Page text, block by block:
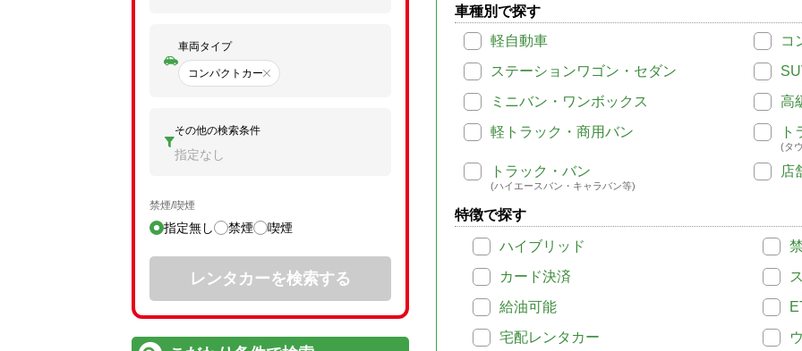
車種別で探す
軽自動車
コ
ステーションワゴン・セダン
ミニバン・ワンボックス
高
軽トラック・商用バン
ト
(タ
トラック・バン
(ハイエースバン・キャラバン等)
店
特徴で探す
ハイブリッド
カード決済
給油可能
宅配レンタカー
車両タイプ
コンパクトカー
その他の検索条件
指定なし
禁煙/喫煙
指定無し 禁煙 喫煙
レンタカーを検索する